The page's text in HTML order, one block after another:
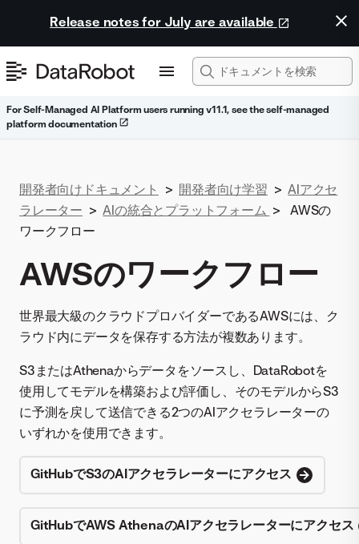
Release notes for July are available
For Self-Managed AI Platform users running v11.1, see the self-managed
platform documentation
開発者向けドキュメント > 開発者向け学習 > AIアクセ
ラレーター > AIの統合とプラットフォーム >
AWSの
ワークフロー
AWSのワークフロー
世界最大級のクラウドプロバイダーであるAWSには、ク
ラウド内にデータを保存する方法が複数あります。
S3またはAthenaからデータをソースし、DataRobotを
使用してモデルを構築および評価し、そのモデルからS3
に予測を戻して送信できる2つのAIアクセラレーターの
いずれかを使用できます。
GitHubでS3のAIアクセラレーターにアクセス
GitHubでAWS AthenaのAIアクセラレーターにアクセス